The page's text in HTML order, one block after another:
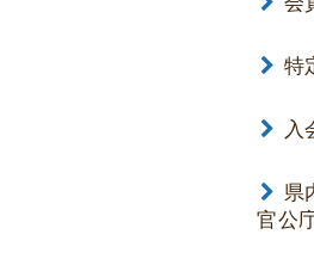
特
入
県
官公